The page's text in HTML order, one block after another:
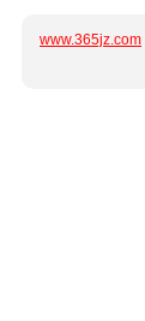
www.365jz.com